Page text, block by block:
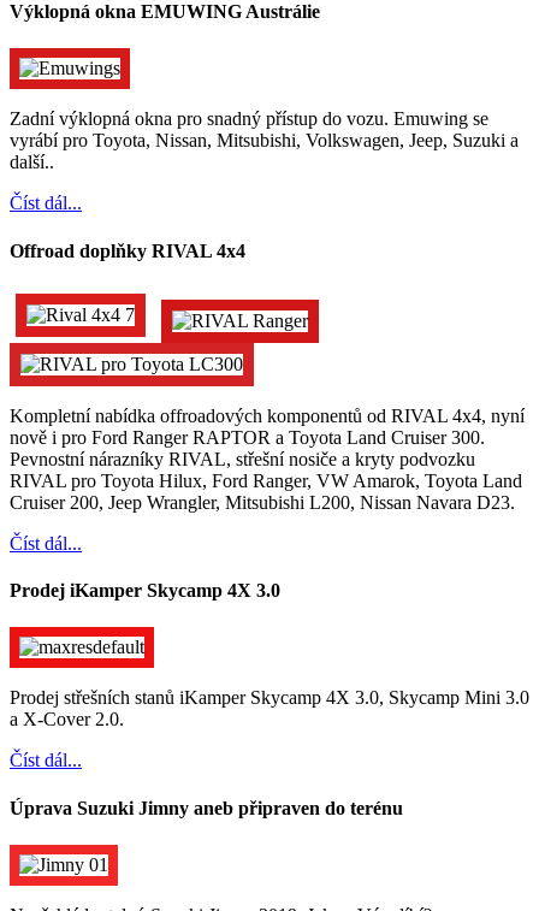
Výklopná okna EMUWING Austrálie
Zadní výklopná okna pro snadný přístup do vozu. Emuwing se
vyrábí pro Toyota, Nissan, Mitsubishi, Volkswagen, Jeep, Suzuki a
další..
Číst dál...
Offroad doplňky RIVAL 4x4
Kompletní nabídka offroadových komponentů od RIVAL 4x4, nyní
nově i pro Ford Ranger RAPTOR a Toyota Land Cruiser 300.
Pevnostní nárazníky RIVAL, střešní nosiče a kryty podvozku
RIVAL pro Toyota Hilux, Ford Ranger, VW Amarok, Toyota Land
Cruiser 200, Jeep Wrangler, Mitsubishi L200, Nissan Navara D23.
Číst dál...
Prodej iKamper Skycamp 4X 3.0
Prodej střešních stanů iKamper Skycamp 4X 3.0, Skycamp Mini 3.0
a X-Cover 2.0.
Číst dál...
Úprava Suzuki Jimny aneb připraven do terénu